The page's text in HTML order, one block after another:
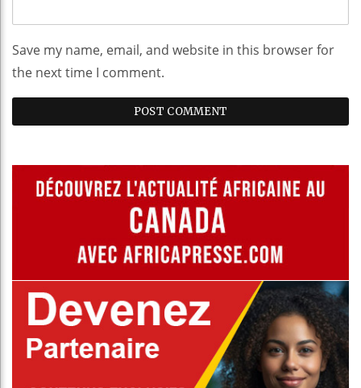
Save my name, email, and website in this browser for
the next time I comment.